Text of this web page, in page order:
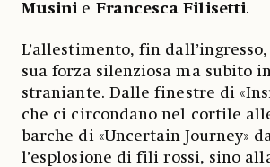
Musinie Francesca Filisetti.
L’allestimento, fin
sua forza silenziosa ma subito
straniante. Dalle finestre di
che ci circondano nel cortile
barche di «Uncertain Journey»
l’esplosione di fili rossi, sino